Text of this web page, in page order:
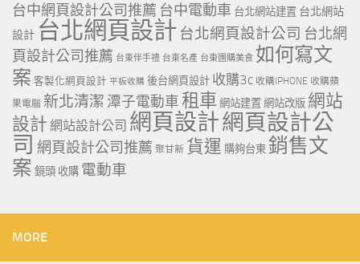
台中網頁設計公司推薦 台中電動車 台北網站建置 台北網站
設計 台北網頁設計 台北網頁設計公司 台北網
頁設計公司推薦 台東伴手禮 台東名產 台東團購美食 如何寫文
案 客製化網頁設計 平板收購 後台網頁設計 收購3c 收購IPHONE 收購蘋
果電腦 新北清潔 潭子電動車租車 網站建置 網站改版 網站
設計 網站設計公司 網頁設計網頁設計公
司 網頁設計公司推薦 聚甘新 貨運 購夠台東 銷售文
案 鏡頭 收購 電動車
MORE